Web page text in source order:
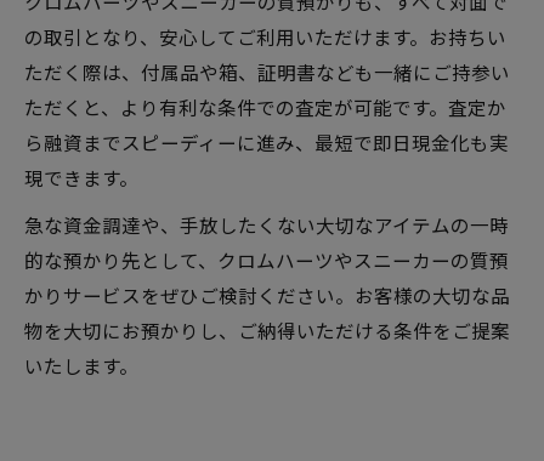
の取引となり、安心してご利用いただけます。お持ちい
ただく際は、付属品や箱、証明書なども一緒にご持参い
ただくと、より有利な条件での査定が可能です。査定か
ら融資までスピーディーに進み、最短で即日現金化も実
現できます。
急な資金調達や、手放したくない大切なアイテムの一時
的な預かり先として、クロムハーツやスニーカーの質預
かりサービスをぜひご検討ください。お客様の大切な品
物を大切にお預かりし、ご納得いただける条件をご提案
いたします。